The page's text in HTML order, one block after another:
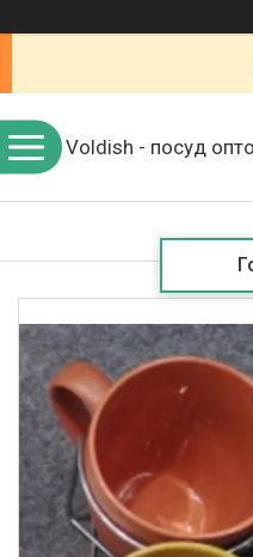
Voldish - посуд